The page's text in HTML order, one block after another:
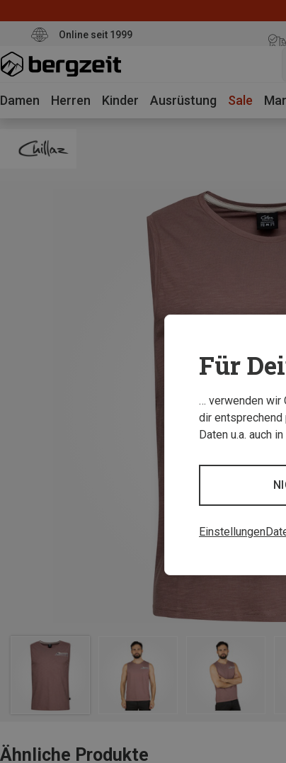
Online seit 1999
Damen Herren Kinder Ausrüstung Sale
Ähnliche Produkte
Für
… verwenden wir
dir
Daten u.a. auch
Einstellungen